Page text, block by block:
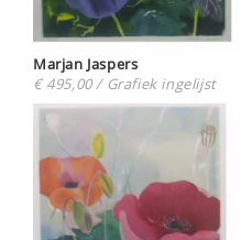
Marjan Jaspers
€ 495,00 / Grafiek ingelijst